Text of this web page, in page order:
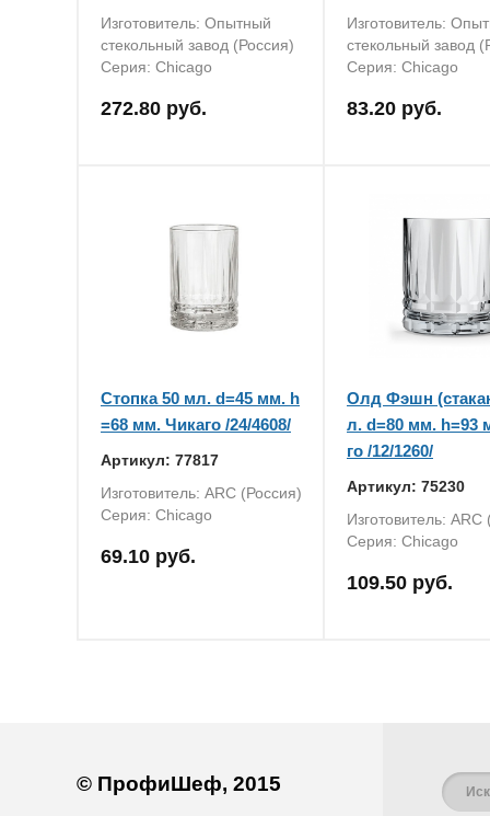
Изготовитель: Опытный
стекольный завод (Россия)
Серия: Chicago
272.80 руб.
Изготовитель:
стекольный завод
Серия: Chicago
83.20 руб.
Стопка 50 мл. d=45 мм. h
=68 мм. Чикаго /24/4608/
Артикул: 77817
Изготовитель: ARC (Россия)
Серия: Chicago
69.10 руб.
Олд Фэшн
л. d=80 мм. h=93
го /12/1260/
Артикул: 75230
Изготовитель: ARC
Серия: Chicago
109.50 руб.
© ПрофиШеф, 2015